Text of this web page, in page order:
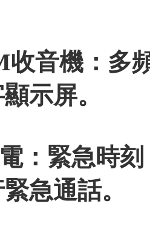
音機：多
示屏。
：緊急時
急通話。